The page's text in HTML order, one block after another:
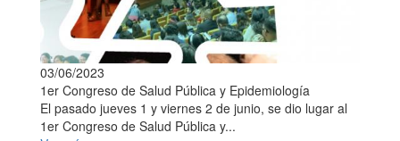
03/06/2023
1er Congreso de Salud Pública y Epidemiología
El pasado jueves 1 y viernes 2 de junio, se dio lugar al
1er Congreso de Salud Pública y...